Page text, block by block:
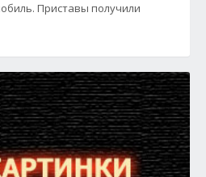
Приставы получили